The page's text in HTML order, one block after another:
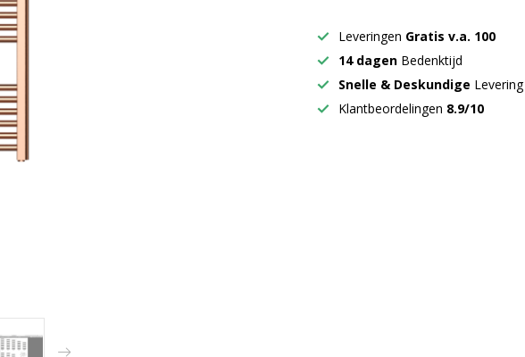
Leveringen Gratis v.a. 100
14 dagen Bedenktijd
Snelle & Deskundige Levering
Klantbeordelingen 8.9/10